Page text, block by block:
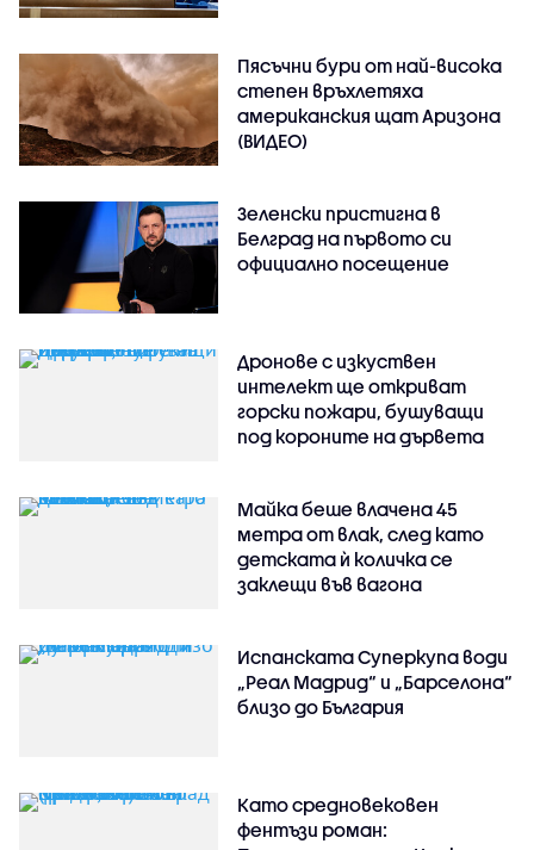
Пясъчни бури от най-висока
степен връхлетяха
американския щат Аризона
(ВИДЕО)
Зеленски пристигна в
Белград на първото си
официално посещение
Дронове с изкуствен
интелект ще откриват
горски пожари, бушуващи
под короните на дървета
Майка беше влачена 45
метра от влак, след като
детската ѝ количка се
заклещи във вагона
Испанската Суперкупа води
„Реал Мадрид“ и „Барселона“
близо до България
Като средновековен
фентъзи роман: